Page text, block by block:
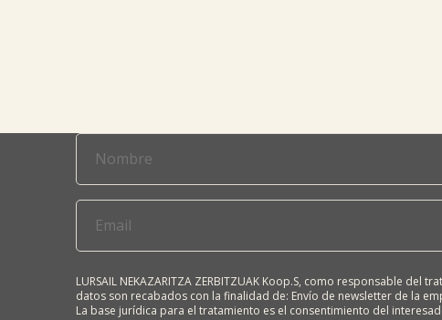
LURSAIL NEKAZARITZA ZERBITZUAK Koop.S, como responsable del
datos son recabados con la finalidad de: Envío de newsletter de la
La base jurídica para el tratamiento es el consentimiento del